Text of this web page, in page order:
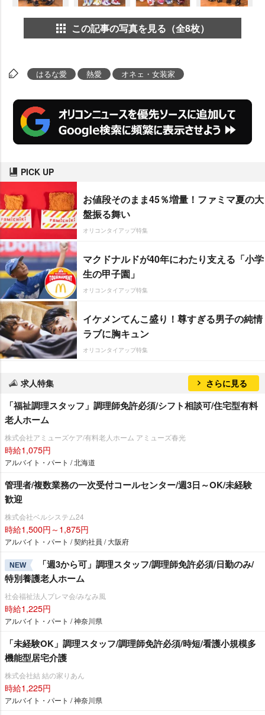
この記事の写真を見る（全8枚）
はるな愛 熱愛 オネェ・女装家
PICK UP
お値段そのまま45％増量！ファミマ夏の大
盤振る舞い
オリコンタイアップ特集
マクドナルドが40年にわたり支える「小学
生の甲子園」
オリコンタイアップ特集
イケメンてんこ盛り！尊すぎる男子の純情
ラブに胸キュン
オリコンタイアップ特集
求人特集 さらに見る
「福祉調理スタッフ」調理師免許必須/シフト相談可/住宅型有料
老人ホーム
株式会社アミューズケア/有料老人ホーム アミューズ春光
時給1,075円
アルバイト・パート / 北海道
管理者/複数業務の一次受付コールセンター/週3日～OK/未経験
歓迎
株式会社ベルシステム24
時給1,500円～1,875円
アルバイト・パート / 契約社員 / 大阪府
NEW
「週3から可」調理スタッフ/調理師免許必須/日勤のみ/
特別養護老人ホーム
社会福祉法人プレマ会/みなみ風
時給1,225円
アルバイト・パート / 神奈川県
「未経験OK」調理スタッフ/調理師免許必須/時短/看護小規模多
機能型居宅介護
株式会社結 結の家りあん
時給1,225円
アルバイト・パート / 神奈川県